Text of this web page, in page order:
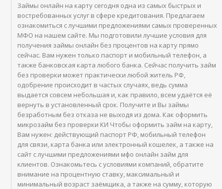
Займы онлайн на карту сегодня одна из самых быстрых и
востребованных услуг в сфере кредитования. Предлагаем
ознакомиться с лучшими предложениями самых проверенных
МФО на нашем сайте. Мы подготовили лучшие условия для
получения займы онлайн без процентов на карту прямо
сейчас. Вам нужен только паспорт и мобильный телефон, а
также банковская карта любого банка. Сейчас получить займ
без проверки может практически любой житель РФ,
одобрение происходит в частых случаях, ведь сумма
выдается совсем небольшая и, как правило, всем удаётся её
вернуть в установленный срок. Получите и Вы займы
безработным без отказа не выходя из дома. Как оформить
микрозайм без проверки КИ Чтобы оформить займ на карту,
Вам нужен: действующий паспорт РФ, мобильный телефон
для связи, карта банка или электронный кошелек, а также на
сайт с лучшими предложениями мфо онлайн займ для
клиентов. Ознакомьтесь с условиями компаний, обратите
внимание на процентную ставку, максимальный и
минимальный возраст заёмщика, а также на сумму, которую